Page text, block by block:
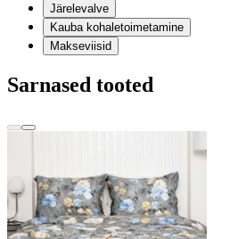
Järelevalve
Kauba kohaletoimetamine
Makseviisid
Sarnased tooted